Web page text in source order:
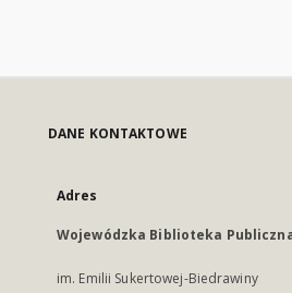
DANE KONTAKTOWE
Adres
Wojewódzka Biblioteka
im. Emilii Sukertowej-Biedrawiny